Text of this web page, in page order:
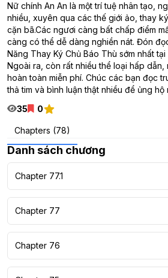
Nữ chính An An là một trí tuệ nhân tạo,
nhiều, xuyên qua các thế giới ảo, thay
cặn bã.Các ngươi càng bất chấp điểm
càng có thể dễ dàng nghiền nát. Đón
Năng Thay Ký Chủ Báo Thù sớm nhất
Ngoài ra, còn rất nhiều thể loại hấp dẫn,
hoàn toàn miễn phí. Chúc các bạn đọc
thả tim và bình luận thật nhiều để ủng hộ
35
0
Chapters (78)
Danh sách chương
Chapter 77.1
Chapter 77
Chapter 76